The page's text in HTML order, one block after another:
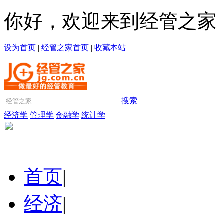
你好，欢迎来到经管之家
设为首页 | 经管之家首页 | 收藏本站
搜索
经济学 管理学 金融学 统计学
首页|
经济|